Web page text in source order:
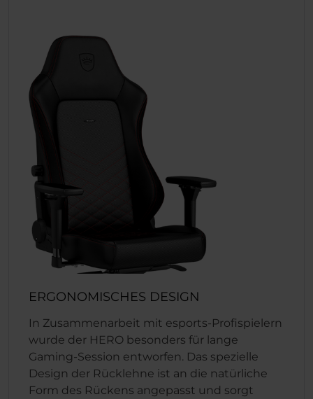
ERGONOMISCHES DESIGN
In Zusammenarbeit mit esports-Profispielern
wurde der HERO besonders für lange
Gaming-Session entworfen. Das spezielle
Design der Rücklehne ist an die natürliche
Form des Rückens angepasst und sorgt